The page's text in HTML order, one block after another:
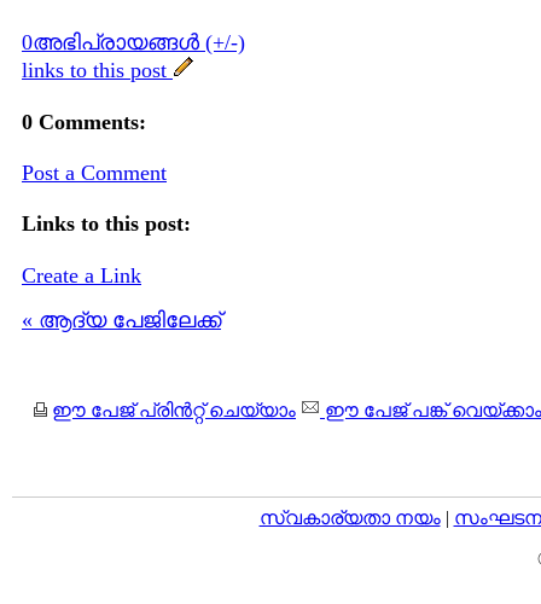
0അഭിപ്രായങ്ങള്‍ (+/-)
links to this post
0 Comments:
Post a Comment
Links to this post:
Create a Link
« ആദ്യ പേജിലേക്ക്
ഈ പേജ് പ്രിന്‍റ്റ് ചെയ്യാം ഈ പേജ് പങ്ക് വെയ്ക്കാം
സ്വകാര്യതാ നയം|